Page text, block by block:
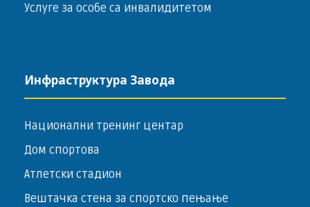
Услуге за особе са инвалидитетом
Инфраструктура Завода
Национални тренинг центар
Дом спортова
Атлетски стадион
Вештачка стена за спортско пењање